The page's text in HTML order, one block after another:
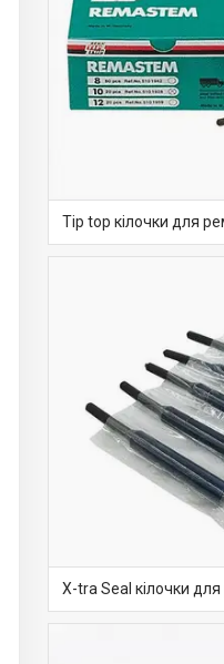
Tip top кілочки для
X-tra Seal кілочки